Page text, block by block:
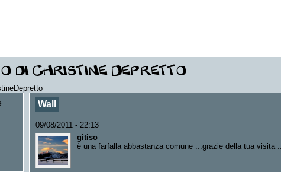
Wall
09/08/2011 - 22:13
gitiso
è una farfalla abbastanza comune ...grazie della tua visita ...